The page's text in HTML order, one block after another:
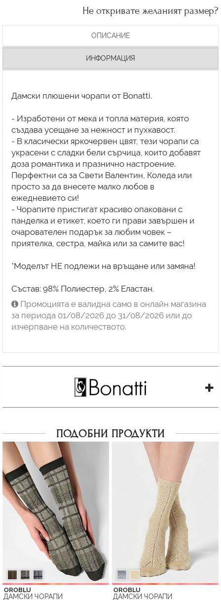
Не откривате желаният размер?
ОПИСАНИЕ
ИНФОРМАЦИЯ
Дамски плюшени чорапи от Bonatti.
- Изработени от мека и топла материя, която
създава усещане за нежност и пухкавост.
- В класически яркочервен цвят, тези чорапи са
украсени с сладки бели сърчица, които добавят
доза романтика и празнично настроение.
Перфектни са за Свети Валентин, Коледа или
просто за да внесете малко любов в
ежедневието си!
- Чорапите пристигат красиво опаковани с
панделка и етикет, което ги прави завършен и
очарователен подарък за любим човек –
приятелка, сестра, майка или за самите вас!
*Моделът НЕ подлежи на връщане или замяна!
Състав: 98% Полиестер, 2% Еластан.
Промоцията е валидна само в онлайн магазина
за периода 01/08/2026 до 31/08/2026 или до
изчерпване на количеството.
ПОДОБНИ ПРОДУКТИ
OROBLU
ДАМСКИ ЧОРАПИ
OROBLU
ДАМСКИ ЧОРАПИ